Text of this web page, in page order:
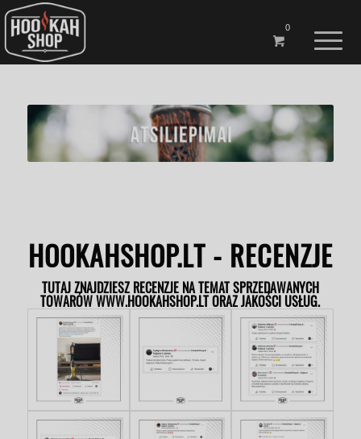
0
HOOKAHSHOP.LT - RECENZJE
TUTAJ ZNAJDZIESZ RECENZJE NA TEMAT SPRZEDAWANYCH
TOWARÓW WWW.HOOKAHSHOP.LT ORAZ JAKOŚCI USŁUG.